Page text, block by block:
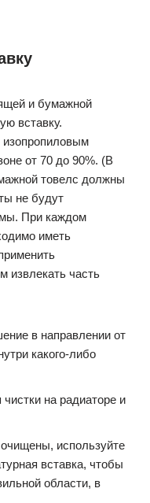
и бумажной
вставку.
от 70 до 90%. (В
товелс должны
не будут
При каждом
иметь
извлекать часть
в направлении от
какого-либо
на радиаторе и
используйте
вставка, чтобы
области, в